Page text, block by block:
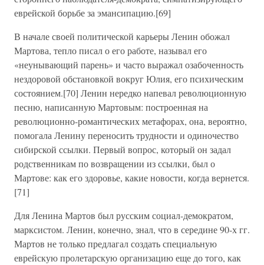
еврейской борьбе за эмансипацию.[69]
В начале своей политической карьеры Ленин обожал
Мартова, тепло писал о его работе, называл его
«неунывающий парень» и часто выражал озабоченность
нездоровой обстановкой вокруг Юлия, его психическим
состоянием.[70] Ленин нередко напевал революционную
песню, написанную Мартовым: построенная на
революционно-романтических метафорах, она, вероятно,
помогала Ленину переносить трудности и одиночество
сибирской ссылки. Первый вопрос, который он задал
родственникам по возвращении из ссылки, был о
Мартове: как его здоровье, какие новости, когда вернется.
[71]
Для Ленина Мартов был русским социал-демократом,
марксистом. Ленин, конечно, знал, что в середине 90-х гг.
Мартов не только предлагал создать специальную
еврейскую пролетарскую организацию еще до того, как